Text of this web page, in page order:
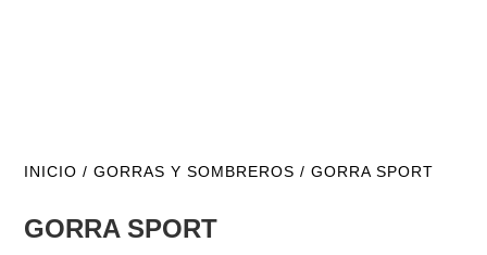
INICIO /GORRAS Y SOMBREROS / GORRA SPORT
GORRA SPORT